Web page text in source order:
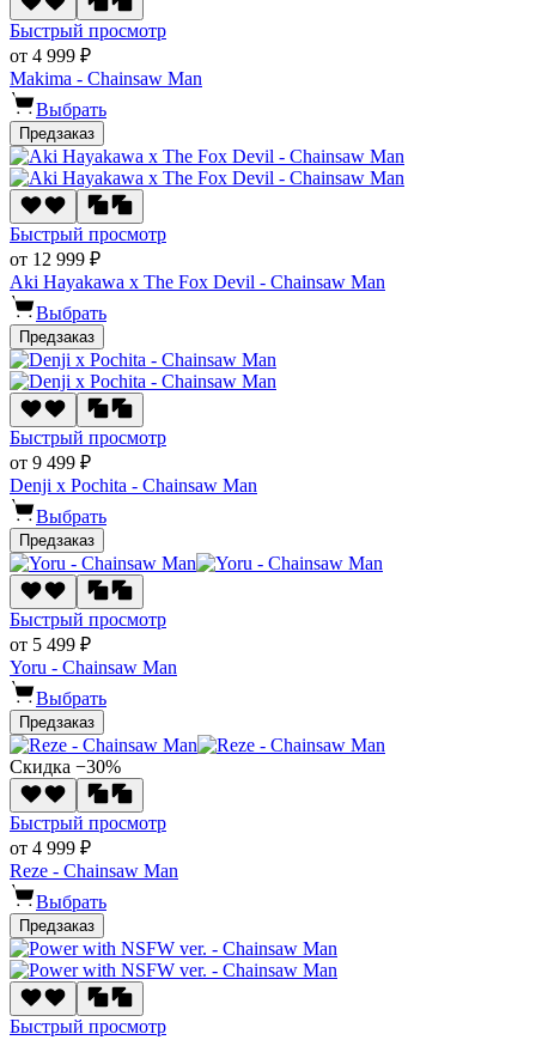
Быстрый просмотр
от 4 999 ₽
Makima - Chainsaw Man
Выбрать
Предзаказ
Быстрый просмотр
от 12 999 ₽
Aki Hayakawa x The Fox Devil - Chainsaw Man
Выбрать
Предзаказ
Быстрый просмотр
от 9 499 ₽
Denji x Pochita - Chainsaw Man
Выбрать
Предзаказ
Быстрый просмотр
от 5 499 ₽
Yoru - Chainsaw Man
Выбрать
Предзаказ
Скидка −30%
Быстрый просмотр
от 4 999 ₽
Reze - Chainsaw Man
Выбрать
Предзаказ
Быстрый просмотр